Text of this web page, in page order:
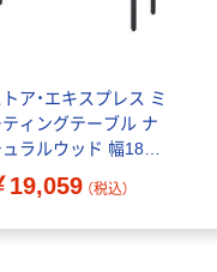
トア・エキスプレス ミ
ティングテーブル ナ
ラルウッド 幅180×
行60×高さ70cm
124 1台（直送品）
19,059 （税込）